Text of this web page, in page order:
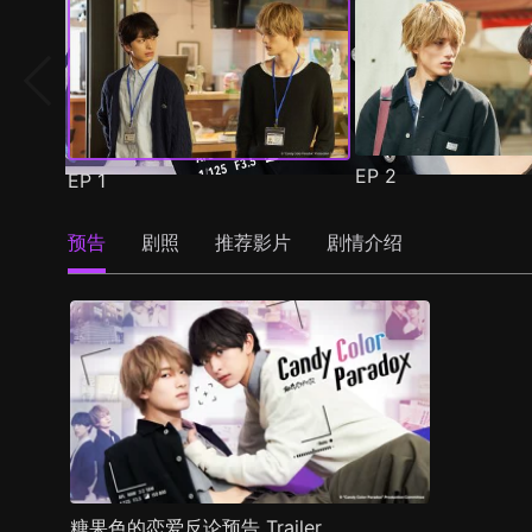
EP1 EP 2
预告 剧照 推荐影片 剧情介绍
糖果色的恋爱反论预告 Trailer